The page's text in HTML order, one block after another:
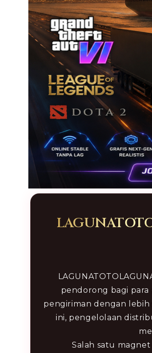
media
pendorong bagi
pengiriman dengan lebih
ini, pengelolaan
Salah satu magnet